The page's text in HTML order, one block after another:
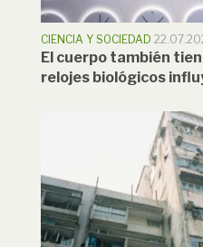
CIENCIA Y SOCIEDAD
El cuerpo también
relojes biológicos